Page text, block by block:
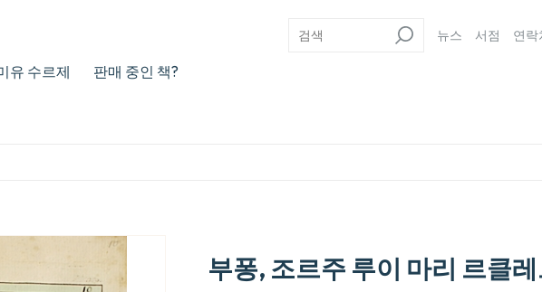
유 수르제 판매 중인 책?
뉴스 서점 연락
부퐁, 조르주 루이 마리 르클